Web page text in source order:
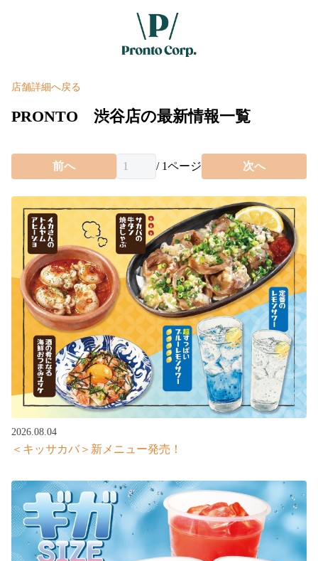
店舗詳細へ戻る
PRONTO 渋谷店の最新情報一覧
前へ / 1ページ 次へ
2026.08.04
＜キッサカバ＞新メニュー発売！